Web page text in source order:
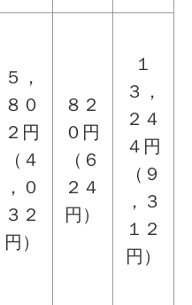
５，
８０
２円
（４
，０
３２
円）
８２
０円
（６
２４
円）
１
３，
２４
４円
（９
，３
１２
円）